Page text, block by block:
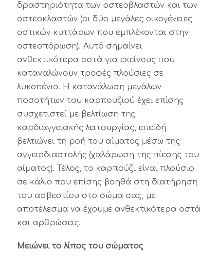
δραστηριότητα των οστεοβλαστών και των
οστεοκλαστών (οι δύο μεγάλες οικογένειες
οστικών κυττάρων που εμπλέκονται στην
οστεοπόρωση). Αυτό σημαίνει
ανθεκτικότερα οστά για εκείνους που
καταναλώνουν τροφές πλούσιες σε
λυκοπένιο. Η κατανάλωση μεγάλων
ποσοτήτων του καρπουζιού έχει επίσης
συσχετιστεί με βελτίωση της
καρδιαγγειακής λειτουργίας, επειδή
βελτιώνει τη ροή του αίματος μέσω της
αγγειοδιαστολής (χαλάρωση της πίεσης του
αίματος). Τέλος, το καρπούζι είναι πλούσιο
σε κάλιο που επίσης βοηθά στη διατήρηση
του ασβεστίου στο σώμα σας, με
αποτέλεσμα να έχουμε ανθεκτικότερα οστά
και αρθρώσεις.
Μειώνει το λίπος του σώματος